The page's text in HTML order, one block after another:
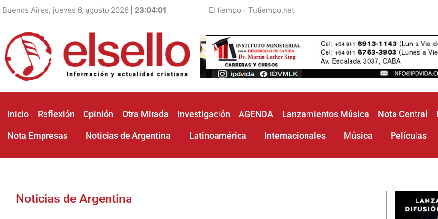
Buenos Aires, jueves 6, agosto 2026 | 23:04:02 El tiempo - Tutiempo.net
Inicio Reflexión Opinión Otra Mirada Investigación AGENDA Lanzamientos Música Nota Central
Nota Empresas Noticias de Argentina Latinoamérica Internacionales Música Películas
Noticias de Argentina